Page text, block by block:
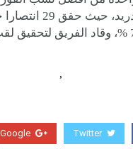
,
Twitter
Google+